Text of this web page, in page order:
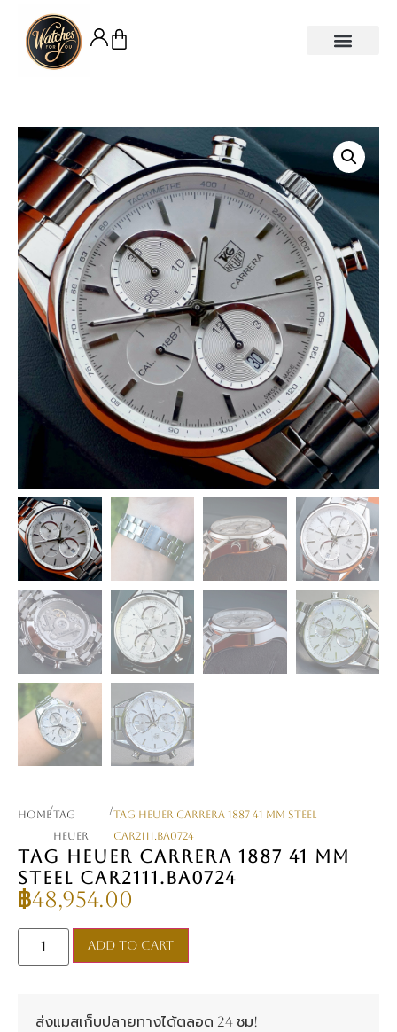
Home/TAG
Heuer
/TAG Heuer Carrera 1887 41 mm Steel
CAR2111.BA0724
TAG HEUER CARRERA 1887 41 MM
STEEL CAR2111.BA0724
฿48,954.00
Add to cart
ส่งแมสเก็บปลายทางได้ตลอด 24 ชม!